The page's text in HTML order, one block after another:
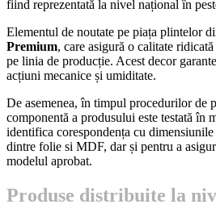
fiind reprezentată la nivel național în
Elementul de noutate pe piața plintelor
Premium, care asigură o calitate
pe linia de producție. Acest decor
acțiuni mecanice și umiditate.
De asemenea, în timpul procedurilor de
componentă a produsului este testată în
identifica corespondența cu
dintre folie si MDF, dar și pentru a
modelul aprobat.
Produse distribuite la